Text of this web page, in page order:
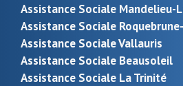
Assistance Sociale Mandelieu-
Assistance Sociale
Assistance Sociale Vallauris
Assistance Sociale Beausoleil
Assistance Sociale La Trinité